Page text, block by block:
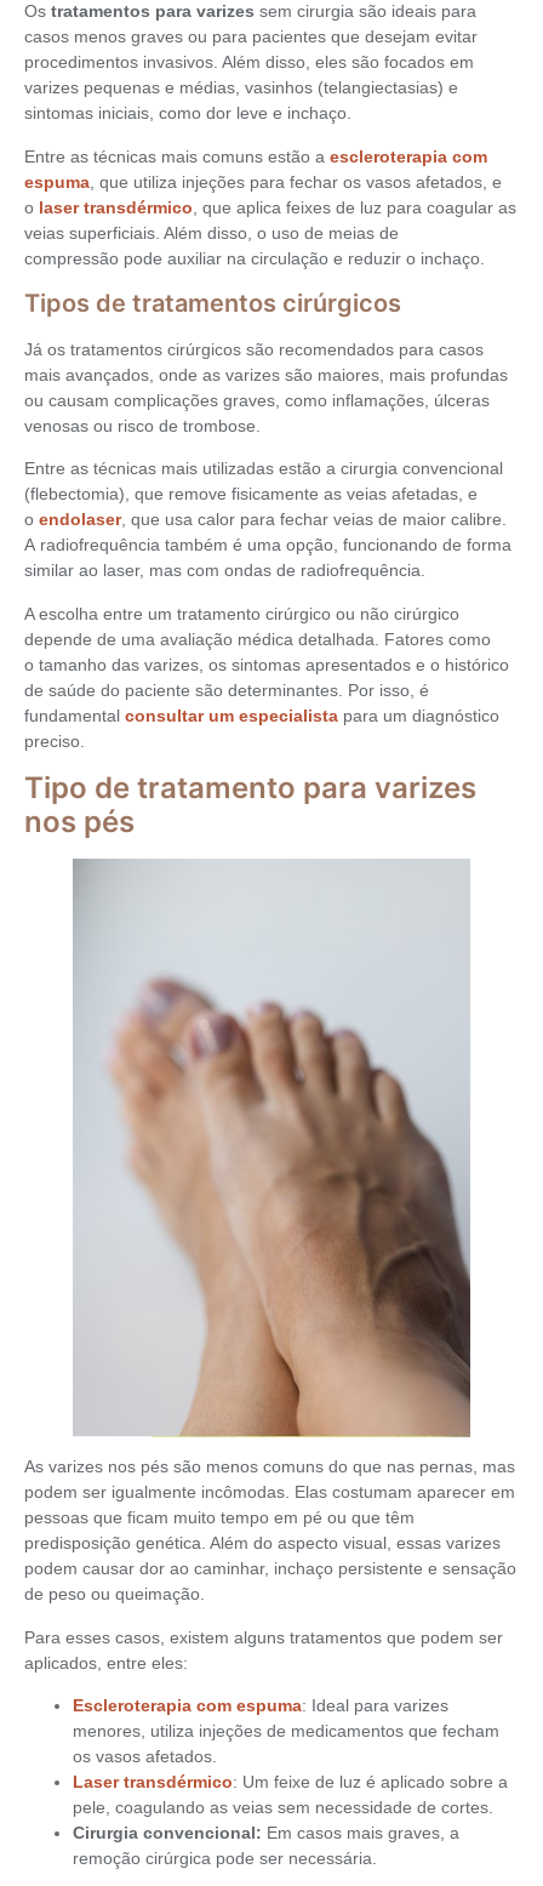
Os tratamentos para varizes sem cirurgia são ideais para
casos menos graves ou para pacientes que desejam evitar
procedimentos invasivos. Além disso, eles são focados em
varizes pequenas e médias, vasinhos (telangiectasias) e
sintomas iniciais, como dor leve e inchaço.
Entre as técnicas mais comuns estão a escleroterapia com
espuma , que utiliza injeções para fechar os vasos afetados, e
o laser transdérmico , que aplica feixes de luz para coagular as
veias superficiais. Além disso, o uso de meias de
compressão pode auxiliar na circulação e reduzir o inchaço.
Tipos de tratamentos cirúrgicos
Já os tratamentos cirúrgicos são recomendados para casos
mais avançados, onde as varizes são maiores, mais profundas
ou causam complicações graves, como inflamações, úlceras
venosas ou risco de trombose.
Entre as técnicas mais utilizadas estão a cirurgia convencional
(flebectomia), que remove fisicamente as veias afetadas, e
o endolaser, que usa calor para fechar veias de maior calibre.
A radiofrequência também é uma opção, funcionando de forma
similar ao laser, mas com ondas de radiofrequência.
A escolha entre um tratamento cirúrgico ou não cirúrgico
depende de uma avaliação médica detalhada. Fatores como
o tamanho das varizes, os sintomas apresentados e o histórico
de saúde do paciente são determinantes. Por isso, é
fundamental consultar um especialista para um diagnóstico
preciso.
Tipo de tratamento para varizes
nos pés
As varizes nos pés são menos comuns do que nas pernas, mas
podem ser igualmente incômodas. Elas costumam aparecer em
pessoas que ficam muito tempo em pé ou que têm
predisposição genética. Além do aspecto visual, essas varizes
podem causar dor ao caminhar, inchaço persistente e sensação
de peso ou queimação.
Para esses casos, existem alguns tratamentos que podem ser
aplicados, entre eles:
Escleroterapia com espuma: Ideal para varizes
menores, utiliza injeções de medicamentos que fecham
os vasos afetados.
Laser transdérmico: Um feixe de luz é aplicado sobre a
pele, coagulando as veias sem necessidade de cortes.
Cirurgia convencional: Em casos mais graves, a
remoção cirúrgica pode ser necessária.